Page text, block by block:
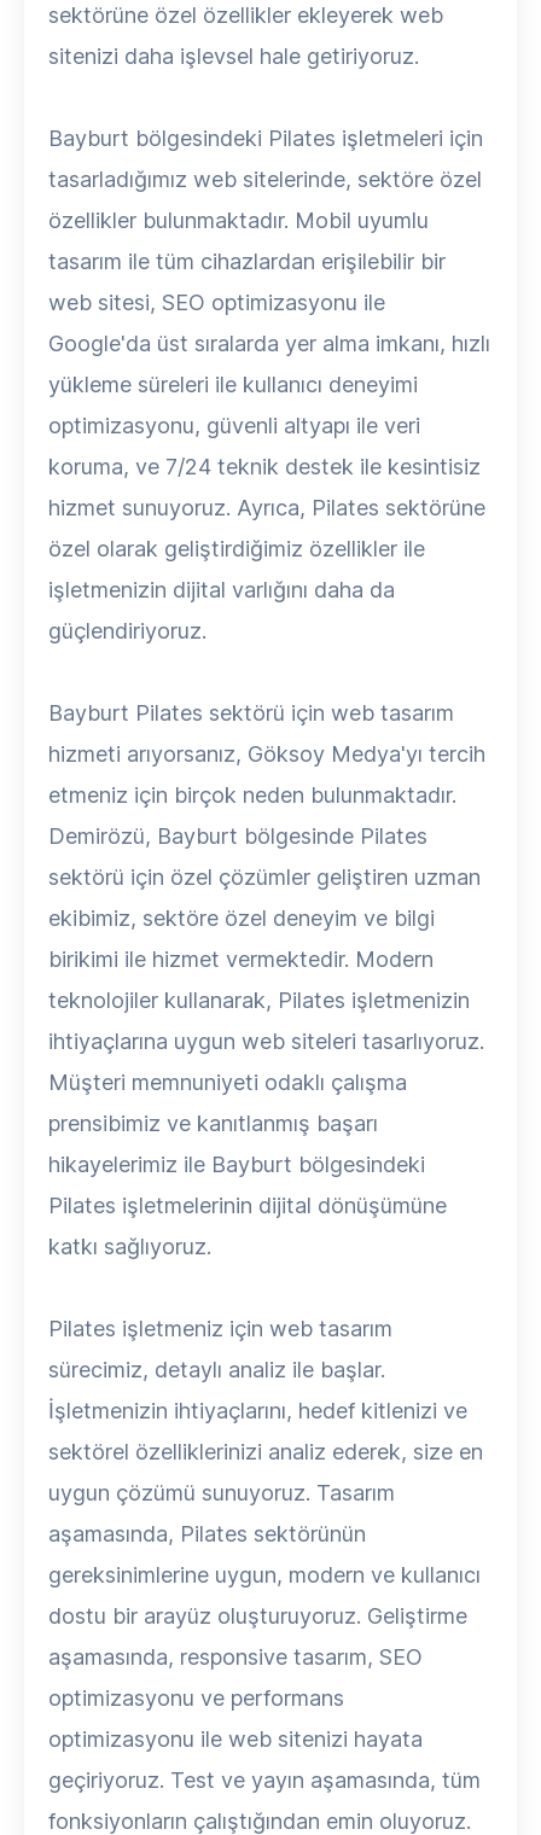
sektörüne özel özellikler ekleyerek web
sitenizi daha işlevsel hale getiriyoruz.
Bayburt bölgesindeki Pilates işletmeleri için
tasarladığımız web sitelerinde, sektöre özel
özellikler bulunmaktadır. Mobil uyumlu
tasarım ile tüm cihazlardan erişilebilir bir
web sitesi, SEO optimizasyonu ile
Google'da üst sıralarda yer alma imkanı, hızlı
yükleme süreleri ile kullanıcı deneyimi
optimizasyonu, güvenli altyapı ile veri
koruma, ve 7/24 teknik destek ile kesintisiz
hizmet sunuyoruz. Ayrıca, Pilates sektörüne
özel olarak geliştirdiğimiz özellikler ile
işletmenizin dijital varlığını daha da
güçlendiriyoruz.
Bayburt Pilates sektörü için web tasarım
hizmeti arıyorsanız, Göksoy Medya'yı tercih
etmeniz için birçok neden bulunmaktadır.
Demirözü, Bayburt bölgesinde Pilates
sektörü için özel çözümler geliştiren uzman
ekibimiz, sektöre özel deneyim ve bilgi
birikimi ile hizmet vermektedir. Modern
teknolojiler kullanarak, Pilates işletmenizin
ihtiyaçlarına uygun web siteleri tasarlıyoruz.
Müşteri memnuniyeti odaklı çalışma
prensibimiz ve kanıtlanmış başarı
hikayelerimiz ile Bayburt bölgesindeki
Pilates işletmelerinin dijital dönüşümüne
katkı sağlıyoruz.
Pilates işletmeniz için web tasarım
sürecimiz, detaylı analiz ile başlar.
İşletmenizin ihtiyaçlarını, hedef kitlenizi ve
sektörel özelliklerinizi analiz ederek, size en
uygun çözümü sunuyoruz. Tasarım
aşamasında, Pilates sektörünün
gereksinimlerine uygun, modern ve kullanıcı
dostu bir arayüz oluşturuyoruz. Geliştirme
aşamasında, responsive tasarım, SEO
optimizasyonu ve performans
optimizasyonu ile web sitenizi hayata
geçiriyoruz. Test ve yayın aşamasında, tüm
fonksiyonların çalıştığından emin oluyoruz.